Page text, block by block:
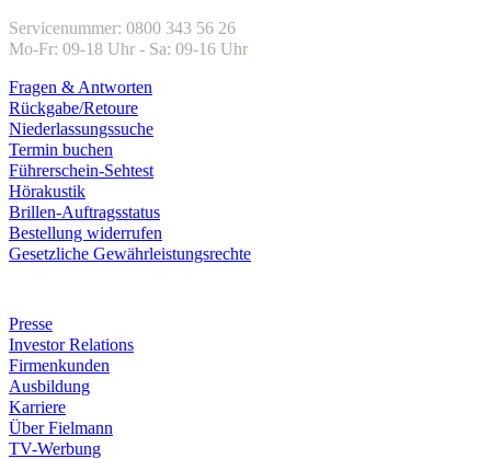
Servicenummer: 0800 343 56 26
Mo-Fr: 09-18 Uhr - Sa: 09-16 Uhr
Fragen & Antworten
Rückgabe/Retoure
Niederlassungssuche
Termin buchen
Führerschein-Sehtest
Hörakustik
Brillen-Auftragsstatus
Bestellung widerrufen
Gesetzliche Gewährleistungsrechte
Presse
Investor Relations
Firmenkunden
Ausbildung
Karriere
Über Fielmann
TV-Werbung